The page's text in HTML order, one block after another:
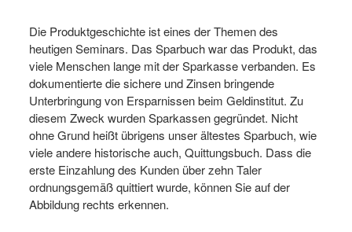
Die Produktgeschichte ist eines der Themen des
heutigen Seminars. Das Sparbuch war das Produkt, das
viele Menschen lange mit der Sparkasse verbanden. Es
dokumentierte die sichere und Zinsen bringende
Unterbringung von Ersparnissen beim Geldinstitut. Zu
diesem Zweck wurden Sparkassen gegründet. Nicht
ohne Grund heißt übrigens unser ältestes Sparbuch, wie
viele andere historische auch, Quittungsbuch. Dass die
erste Einzahlung des Kunden über zehn Taler
ordnungsgemäß quittiert wurde, können Sie auf der
Abbildung rechts erkennen.